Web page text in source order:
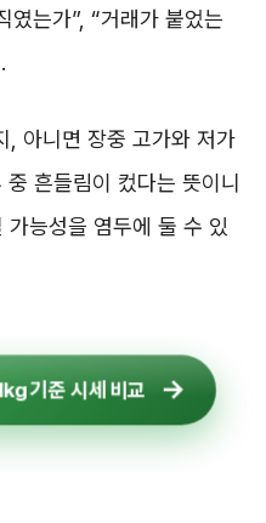
였는가”, “거래가 붙었는
, 아니면 장중 고가와 저가
흔들림이 컸다는 뜻이니
능성을 염두에 둘 수 있
기준 시세 비교